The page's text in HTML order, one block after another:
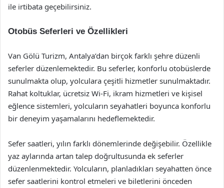
ile irtibata geçebilirsiniz.
Otobüs Seferleri ve Özellikleri
Van Gölü Turizm, Antalya’dan birçok farklı şehre düzenli
seferler düzenlemektedir. Bu seferler, konforlu otobüslerde
sunulmakta olup, yolculara çeşitli hizmetler sunulmaktadır.
Rahat koltuklar, ücretsiz Wi-Fi, ikram hizmetleri ve kişisel
eğlence sistemleri, yolcuların seyahatleri boyunca konforlu
bir deneyim yaşamalarını hedeflemektedir.
Sefer saatleri, yılın farklı dönemlerinde değişebilir. Özellikle
yaz aylarında artan talep doğrultusunda ek seferler
düzenlenmektedir. Yolcuların, planladıkları seyahatten önce
sefer saatlerini kontrol etmeleri ve biletlerini önceden